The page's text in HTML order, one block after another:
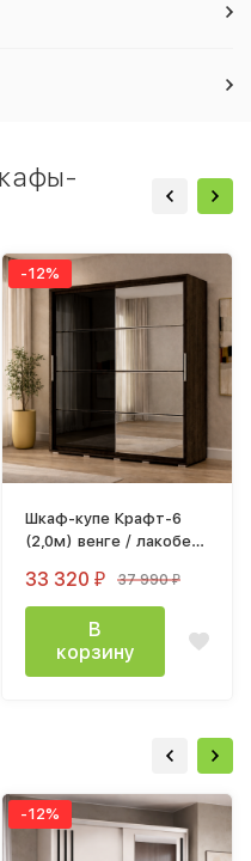
-12%
Шкаф-купе Крафт-6
(2,0м) венге / лакобель
33 320 ₽ 37 990₽
В
корзину
-12%